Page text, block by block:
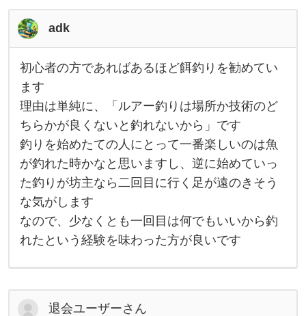
ト
で
2
9
8
0
か
ら
3
9
0
adk
初
心
者
の
方
で
あ
れ
ば
あ
る
ほ
ど
餌
釣
り
を
め
い
初心者の方であればあるほど餌釣りを勧めてい
ます
理由は単純に、「ルアー釣りは場所か技術のど
ちらかが良くないと釣れないから」です
釣りを始めたての人にとって一番楽しいのは魚
が釣れた時かなと思いますし、逆に始めていっ
た釣りが坊主なら二回目に行く足が遠のきそう
な気がします
なので、少なくとも一回目は何でもいいから釣
れたという経験を味わった方が良いです
退会ユーザーさん